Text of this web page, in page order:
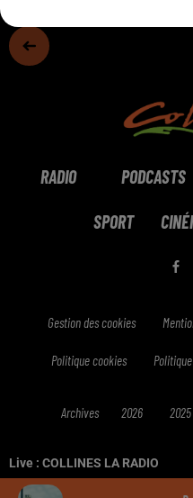
Live : COLLINES LA RADIO
RADIO PODCASTS
SPORT
Gestion des cookies
Politique cookies
Archives 2026 2025